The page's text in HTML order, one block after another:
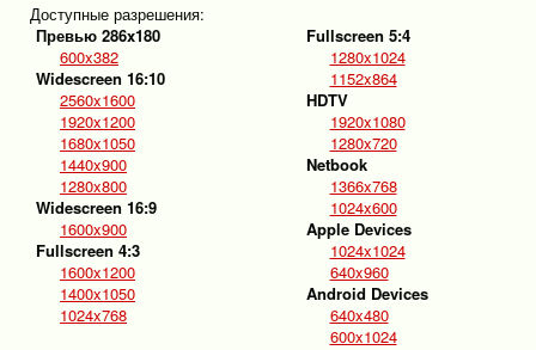
Доступные разрешения:
Превью 286x180
600x382
Widescreen 16:10
2560x1600
1920x1200
1680x1050
1440x900
1280x800
Widescreen 16:9
1600x900
Fullscreen 4:3
1600x1200
1400x1050
1024x768
Fullscreen 5:4
1280x1024
1152x864
HDTV
1920x1080
1280x720
Netbook
1366x768
1024x600
Apple Devices
1024x1024
640x960
Android Devices
640x480
600x1024